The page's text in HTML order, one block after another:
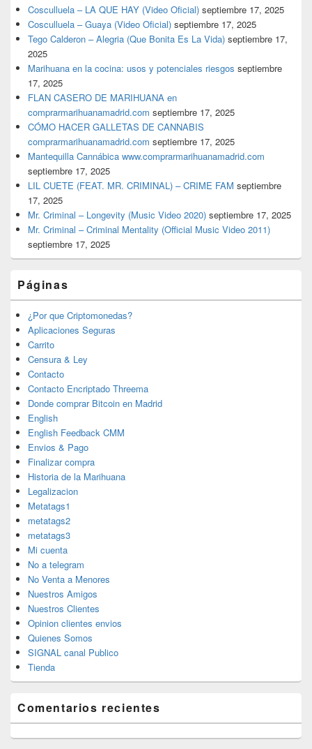
Cosculluela – LA QUE HAY (Video Oficial) septiembre 17, 2025
Cosculluela – Guaya (Video Oficial) septiembre 17, 2025
Tego Calderon – Alegria (Que Bonita Es La Vida) septiembre 17,
2025
Marihuana en la cocina: usos y potenciales riesgos septiembre
17, 2025
FLAN CASERO DE MARIHUANA en
comprarmarihuanamadrid.com septiembre 17, 2025
CÓMO HACER GALLETAS DE CANNABIS
comprarmarihuanamadrid.com septiembre 17, 2025
Mantequilla Cannábica www.comprarmarihuanamadrid.com
septiembre 17, 2025
LIL CUETE (FEAT. MR. CRIMINAL) – CRIME FAM septiembre
17, 2025
Mr. Criminal – Longevity (Music Video 2020) septiembre 17, 2025
Mr. Criminal – Criminal Mentality (Official Music Video 2011)
septiembre 17, 2025
Páginas
¿Por que Criptomonedas?
Aplicaciones Seguras
Carrito
Censura & Ley
Contacto
Contacto Encriptado Threema
Donde comprar Bitcoin en Madrid
English
English Feedback CMM
Envios & Pago
Finalizar compra
Historia de la Marihuana
Legalizacion
Metatags1
metatags2
metatags3
Mi cuenta
No a telegram
No Venta a Menores
Nuestros Amigos
Nuestros Clientes
Opinion clientes envios
Quienes Somos
SIGNAL canal Publico
Tienda
Comentarios recientes